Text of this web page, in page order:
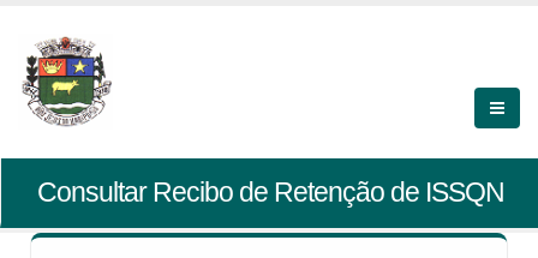
Consultar Recibo de Retenção de ISSQN